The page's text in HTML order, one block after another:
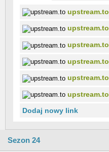
upstream.to
upstream.to
upstream.to
upstream.to
upstream.to
upstream.to
Dodaj nowy link
Sezon 24